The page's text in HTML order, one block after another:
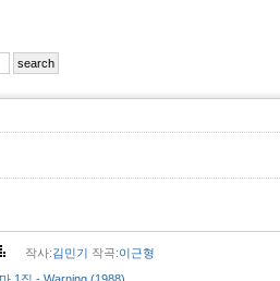
작사:김민기 작곡:이근형